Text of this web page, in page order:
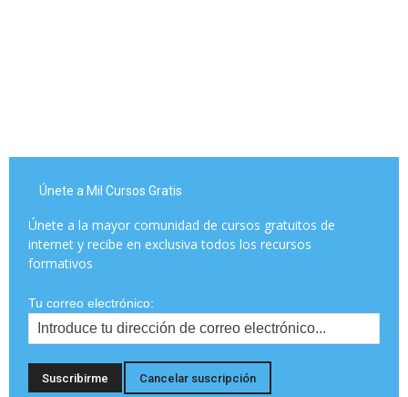
Únete a Mil Cursos Gratis
Únete a la mayor comunidad de cursos gratuitos de
internet y recibe en exclusiva todos los recursos
formativos
Tu correo electrónico: